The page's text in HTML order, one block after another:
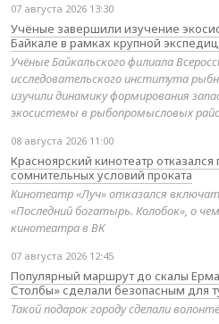
07 августа 2026 13:30
Учёные завершили изучение
Байкале в рамках крупной
Учёные Байкальского филиала
исследовательского института
изучили динамику формирования
экосистемы в рыбопромысловых
08 августа 2026 11:00
Красноярский кинотеатр
сомнительных условий проката
Кинотеатр «Луч» отказался
«Последний богатырь. Колобок», о
кинотеатра в ВК
07 августа 2026 12:45
Популярный маршрут до скалы
Столбы» сделали безопасным для
Такой подарок городу сделали